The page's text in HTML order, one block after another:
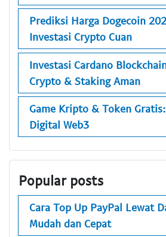
Prediksi Harga Dogecoin
Investasi Crypto Cuan
Investasi Cardano
Crypto & Staking Aman
Game Kripto & Token
Digital Web3
Popular posts
Cara Top Up PayPal Lewat
Mudah dan Cepat